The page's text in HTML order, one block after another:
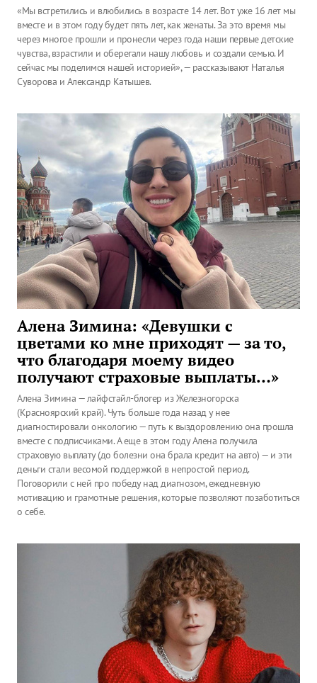
«Мы встретились и влюбились в возрасте 14 лет. Вот уже 16 лет мы
вместе и в этом году будет пять лет, как женаты. За это время мы
через многое прошли и пронесли через года наши первые детские
чувства, взрастили и оберегали нашу любовь и создали семью. И
сейчас мы поделимся нашей историей», — рассказывают Наталья
Суворова и Александр Катышев.
Алена Зимина: «Девушки с
цветами ко мне приходят — за то,
что благодаря моему видео
получают страховые выплаты…»
Алена Зимина — лайфстайл-блогер из Железногорска
(Красноярский край). Чуть больше года назад у нее
диагностировали онкологию — путь к выздоровлению она прошла
вместе с подписчиками. А еще в этом году Алена получила
страховую выплату (до болезни она брала кредит на авто) — и эти
деньги стали весомой поддержкой в непростой период.
Поговорили с ней про победу над диагнозом, ежедневную
мотивацию и грамотные решения, которые позволяют позаботиться
о себе.